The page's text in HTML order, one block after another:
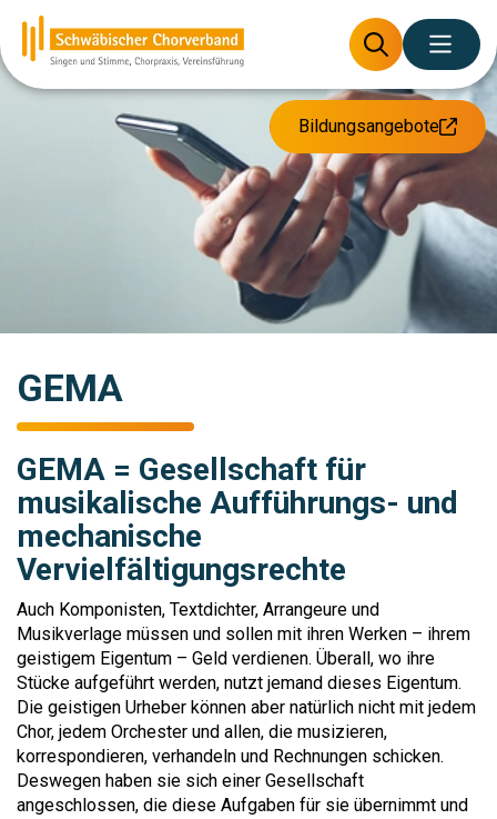
Bildungsangebote
GEMA
GEMA = Gesellschaft für
musikalische Aufführungs- und
mechanische
Vervielfältigungsrechte
Auch Komponisten, Textdichter, Arrangeure und
Musikverlage müssen und sollen mit ihren Werken – ihrem
geistigem Eigentum – Geld verdienen. Überall, wo ihre
Stücke aufgeführt werden, nutzt jemand dieses Eigentum.
Die geistigen Urheber können aber natürlich nicht mit jedem
Chor, jedem Orchester und allen, die musizieren,
korrespondieren, verhandeln und Rechnungen schicken.
Deswegen haben sie sich einer Gesellschaft
angeschlossen, die diese Aufgaben für sie übernimmt und